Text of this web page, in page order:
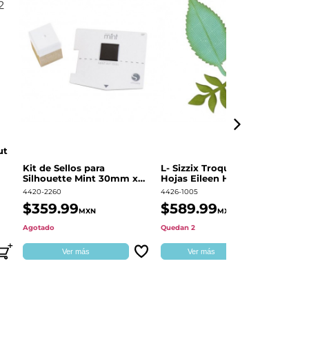
Kit de Sellos para
Silhouette Mint 30mm x
60mm
4420-2260
$359.99MXN
Agotado
Ver más
L- Sizzix Troquel Grueso
Hojas Eileen Hull | 661111
4426-1005
$589.99MXN
Quedan 2
Ver más